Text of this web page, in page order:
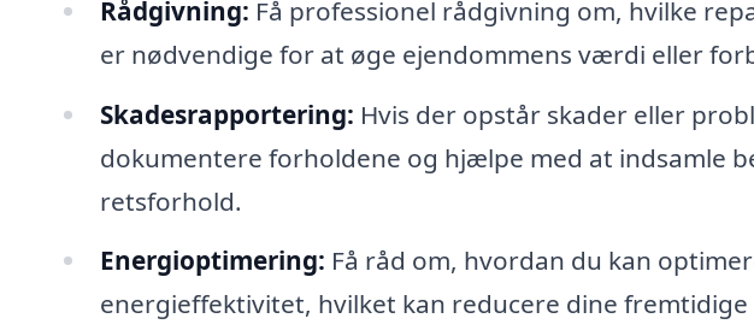
Rådgivning: Få professionel rådgivning om, hvilke
er nødvendige for at øge ejendommens værdi eller
Skadesrapportering: Hvis der opstår skader eller
dokumentere forholdene og hjælpe med at indsamle
retsforhold.
Energioptimering: Få råd om, hvordan du kan
energieffektivitet, hvilket kan reducere dine fremtidige